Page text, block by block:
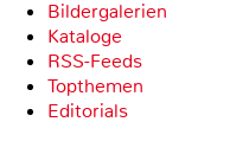
Bildergalerien
Kataloge
RSS-Feeds
Topthemen
Editorials